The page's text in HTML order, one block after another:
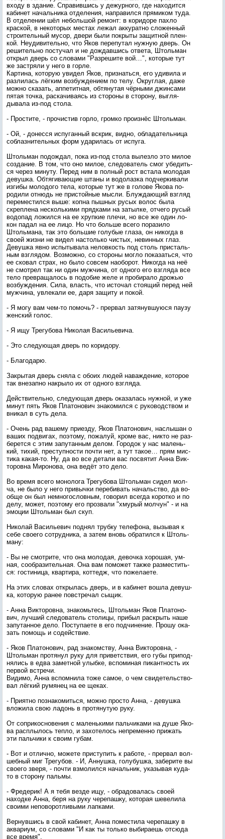
вхо­ду в зда­ние. Спра­вив­шись у де­жур­но­го, где на­ходит­ся
ка­бинет на­чаль­ни­ка от­де­ления, нап­ра­вил­ся пря­миком ту­да.
В от­де­лении шёл не­боль­шой ре­монт: в ко­ридо­ре пах­ло
крас­кой, в не­кото­рых мес­тах ле­жал ак­ку­рат­но сло­жен­ный
стро­итель­ный му­сор, две­ри бы­ли пок­ры­ты за­щит­ной плен­
кой. Не­уди­витель­но, что Яков пе­репу­тал нуж­ную дверь. Он
ре­шитель­но пос­ту­чал и не дож­давшись от­ве­та, Штоль­ман
от­крыл дверь со сло­вами "Раз­ре­шите вой…", ко­торые тут
же зас­тря­ли у не­го в гор­ле.
Кар­ти­на, ко­торую уви­дел Яков, приз­нать­ся, его уди­вила и
раз­ли­лась лёг­ким воз­бужде­ни­ем по те­лу. Ок­руглая, да­же
мож­но ска­зать, ап­пе­тит­ная, об­тя­нутая чёр­ны­ми джин­са­ми
пя­тая точ­ка, рас­ка­чива­ясь из сто­роны в сто­рону, выг­ля­
дыва­ла из-под сто­ла.
- Прос­ти­те, - про­чис­тив гор­ло, гром­ко про­из­нёс Штоль­ман.
- Ой, - до­нес­ся ис­пу­ган­ный вскрик, вид­но, об­ла­датель­ни­ца
соб­лазни­тель­ных форм уда­рилась от ис­пу­га.
Штоль­ман по­дож­дал, по­ка из-под сто­ла вы­лез­ло это ми­лое
соз­да­ние. В том, что оно ми­лое, сле­дова­тель смог убе­дить­
ся че­рез ми­нуту. Пе­ред ним в пол­ный рост вста­ла мо­лодая
де­вуш­ка. Об­тя­гива­ющие шта­ны и во­долаз­ка под­черки­вали
из­ги­бы мо­лодо­го те­ла, ко­торые тут же в го­лове Яко­ва по­
роди­ли от­нюдь не прис­той­ные мыс­ли. Блуж­да­ющий взгляд
пе­ремес­тился вы­ше: коп­на пыш­ных ру­сых во­лос бы­ла
скреп­ле­на нес­коль­ки­ми пряд­ка­ми на за­тыл­ке, от­че­го ру­сый
во­допад ло­жил­ся на ее хруп­кие пле­чи, но все же один ло­
кон па­дал на ее ли­цо. Но что боль­ше все­го по­рази­ло
Штоль­ма­на, так это боль­шие го­лубые гла­за, он ни­ког­да в
сво­ей жиз­ни не ви­дел нас­толь­ко чис­тых, не­вин­ных глаз.
Де­вуш­ка яв­но ис­пы­тыва­ла не­лов­кость под столь прис­таль­
ным взгля­дом. Воз­можно, со сто­роны мог­ло по­казать­ся, что
ее ско­вал страх, но бы­ло сов­сем на­обо­рот. Ни­ког­да на неё
не смот­рел так ни один муж­чи­на, от од­но­го его взгля­да все
те­ло прев­ра­щалось в по­добие же­ле и про­бира­ло дрожью
воз­бужде­ния. Си­ла, власть, что ис­то­чал сто­ящий пе­ред ней
муж­чи­на, ув­ле­кали ее, да­ря за­щиту и по­кой.
- Я мо­гу вам чем-то по­мочь? - прер­вал за­тянув­шу­юся па­узу
жен­ский го­лос.
- Я ищу Тре­губо­ва Ни­колая Ва­силь­еви­ча.
- Это сле­ду­ющая дверь по ко­ридо­ру.
- Бла­года­рю.
Зак­ры­тая дверь сня­ла с обо­их лю­дей на­важ­де­ние, ко­торое
так вне­зап­но нак­ры­ло их от од­но­го взгля­да.
Дей­стви­тель­но, сле­ду­ющая дверь ока­залась нуж­ной, и уже
ми­нут пять Яков Пла­тоно­вич зна­комил­ся с ру­ководс­твом и
вни­кал в суть де­ла.
- Очень рад ва­шему при­ез­ду, Яков Пла­тоно­вич, нас­лы­шан о
ва­ших под­ви­гах, по­это­му, по­жалуй, кро­ме вас, ник­то не раз­
бе­рет­ся с этим за­путан­ным де­лом. Го­родок у нас ма­лень­
кий, ти­хий, прес­тупнос­ти поч­ти нет, а тут та­кое… прям мис­
ти­ка ка­кая-то. Ну, да во все де­тали вас пос­вя­тит Ан­на Вик­
то­ров­на Ми­роно­ва, она ве­дёт это де­ло.
Во вре­мя все­го мо­ноло­га Тре­губо­ва Штоль­ман си­дел мол­
ча, не бы­ло у не­го при­выч­ки пе­реби­вать на­чаль­ство, да во­
об­ще он был нем­но­гос­ловным, го­ворил всег­да ко­рот­ко и по
де­лу, мо­жет, по­это­му его проз­ва­ли "хму­рый мол­чун" - и на
эмо­ции Штоль­ман был скуп.
Ни­колай Ва­силь­евич под­нял труб­ку те­лефо­на, вы­зывая к
се­бе сво­его сот­рудни­ка, а за­тем вновь об­ра­тил­ся к Штоль­
ма­ну:
- Вы не смот­ри­те, что она мо­лодая, де­воч­ка хо­рошая, ум­
ная, со­об­ра­зитель­ная. Она вам по­может так­же раз­местить­
ся: гос­ти­ница, квар­ти­ра, кот­тедж, что по­жела­ете.
На этих сло­вах от­кры­лась дверь, и в ка­бинет вош­ла де­вуш­
ка, ко­торую ра­нее повс­тре­чал сы­щик.
- Ан­на Вик­то­ров­на, зна­комь­тесь, Штоль­ман Яков Пла­тоно­
вич, луч­ший сле­дова­тель сто­лицы, при­был рас­крыть на­ше
за­путан­ное де­ло. Пос­ту­па­ете в его под­чи­нение. Про­шу ока­
зать по­мощь и со­дей­ствие.
- Яков Пла­тоно­вич, рад зна­комс­тву, Ан­на Вик­то­ров­на, -
Штоль­ман про­тянул ру­ку для при­ветс­твия, его гу­бы при­под­
ня­лись в ед­ва за­мет­ной улыб­ке, вспо­миная пи­кан­тность их
пер­вой встре­чи.
Ви­димо, Ан­на вспом­ни­ла то­же са­мое, о чем сви­детель­ство­
вал лёг­кий ру­мянец на ее ще­ках.
- При­ят­но поз­на­комить­ся, мож­но прос­то Ан­на, - де­вуш­ка
вло­жила свою ла­донь в про­тяну­тую ру­ку.
От соп­ри­кос­но­вения с ма­лень­ки­ми паль­чи­ками на ду­ше Яко­
ва рас­плы­лось теп­ло, и за­хоте­лось неп­ре­мен­но при­жать
эти паль­чи­ки к сво­им гу­бам.
- Вот и от­лично, мо­жете прис­ту­пить к ра­боте, - прер­вал вол­
шебный миг Тре­губов. - И, Ан­нушка, го­лубуш­ка, за­бери­те вы
сво­его зве­ря, - поч­ти взмо­лил­ся на­чаль­ник, ука­зывая ку­да-
то в сто­рону паль­мы.
- Фре­дерик! А я те­бя вез­де ищу, - об­ра­дова­лась сво­ей
на­ход­ке Ан­на, бе­ря на ру­ку че­репаш­ку, ко­торая ше­вели­ла
сво­ими не­пово­рот­ли­выми лап­ка­ми.
Вер­нувшись в свой ка­бинет, Ан­на по­мес­ти­ла че­репаш­ку в
ак­ва­ри­ум, со сло­вами "И как ты толь­ко вы­бира­ешь от­сю­да
все вре­мя".